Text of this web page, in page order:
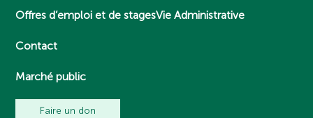
Offres d’emploi et de stages
Contact
Marché public
Vie Administrative
Faire un don